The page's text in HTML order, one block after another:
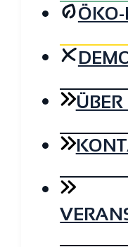
ÖKO-
ÜBER